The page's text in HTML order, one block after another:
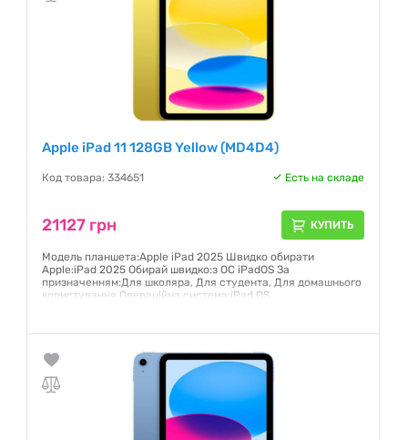
Apple iPad 11 128GB Yellow (MD4D4)
Код товара: 334651 Есть на складе
21127 грн КУПИТЬ
Модель планшета:Apple iPad 2025 Швидко обирати
Apple:iPad 2025 Обирай швидко:з ОС iPadOS За
призначенням:Для школяра, Для студента, Для домашнього
користування Операційна система:iPad OS